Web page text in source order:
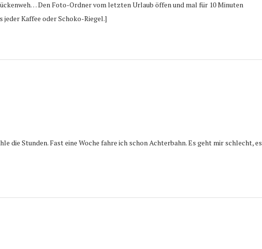
Den Foto-Ordner vom letzten Urlaub öffen und mal für 10 Minuten
Kaffee oder Schoko-Riegel.]
die Stunden. Fast eine Woche fahre ich schon Achterbahn. Es geht mir schlecht, es